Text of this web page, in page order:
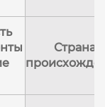
Страна